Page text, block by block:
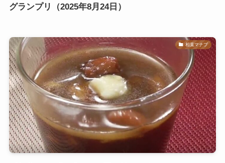
グランプリ（2025年8月24日）
相葉マナブ